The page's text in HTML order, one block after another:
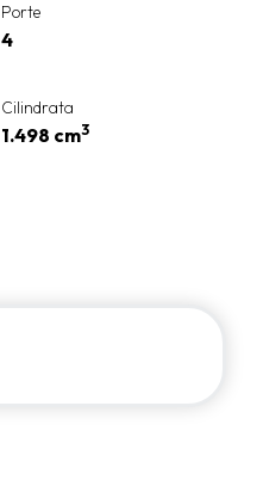
Porte
4
Cilindrata
1.498 cm3